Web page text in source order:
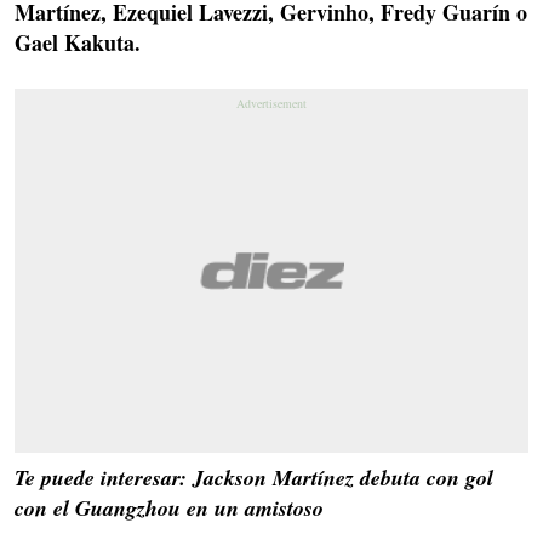
Martínez, Ezequiel Lavezzi, Gervinho, Fredy Guarín o
Gael Kakuta.
Te puede interesar: Jackson Martínez debuta con gol
con el Guangzhou en un amistoso